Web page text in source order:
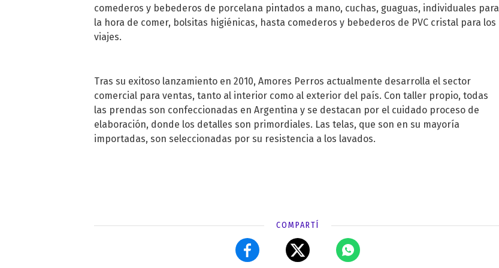
comederos y bebederos de porcelana pintados a mano, cuchas, guaguas, individuales para
la hora de comer, bolsitas higiénicas, hasta comederos y bebederos de PVC cristal para los
viajes.
Tras su exitoso lanzamiento en 2010, Amores Perros actualmente desarrolla el sector
comercial para ventas, tanto al interior como al exterior del país. Con taller propio, todas
las prendas son confeccionadas en Argentina y se destacan por el cuidado proceso de
elaboración, donde los detalles son primordiales. Las telas, que son en su mayoría
importadas, son seleccionadas por su resistencia a los lavados.
COMPARTÍ